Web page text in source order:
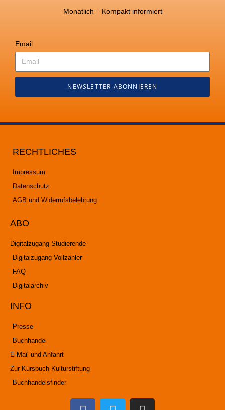
Monatlich – Kompakt informiert
Email
NEWSLETTER ABONNIEREN
RECHTLICHES
Impressum
Datenschutz
AGB und Widerrufsbelehrung
ABO
Digitalzugang Studierende
Digitalzugang Vollzahler
FAQ
Digitalarchiv
INFO
Presse
Buchhandel
E-Mail und Anfahrt
Zur Kursbuch Kulturstiftung
Buchhandelsfinder